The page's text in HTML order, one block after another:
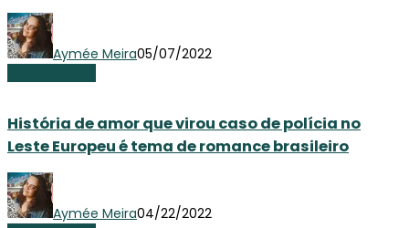
Aymée Meira05/07/2022
História de amor que virou caso de polícia no
Leste Europeu é tema de romance brasileiro
Aymée Meira04/22/2022